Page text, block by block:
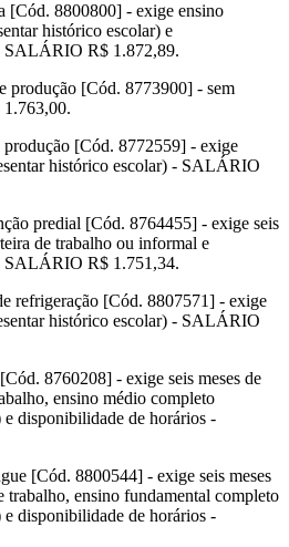
[Cód. 8800800] - exige ensino
histórico escolar) e
SALÁRIO R$ 1.872,89.
produção [Cód. 8773900] - sem
[Cód. 8772559] - exige
histórico escolar) - SALÁRIO
predial [Cód. 8764455] - exige seis
de trabalho ou informal e
SALÁRIO R$ 1.751,34.
refrigeração [Cód. 8807571] - exige
histórico escolar) - SALÁRIO
8760208] - exige seis meses de
ensino médio completo
e disponibilidade de horários -
[Cód. 8800544] - exige seis meses
trabalho, ensino fundamental completo
e disponibilidade de horários -